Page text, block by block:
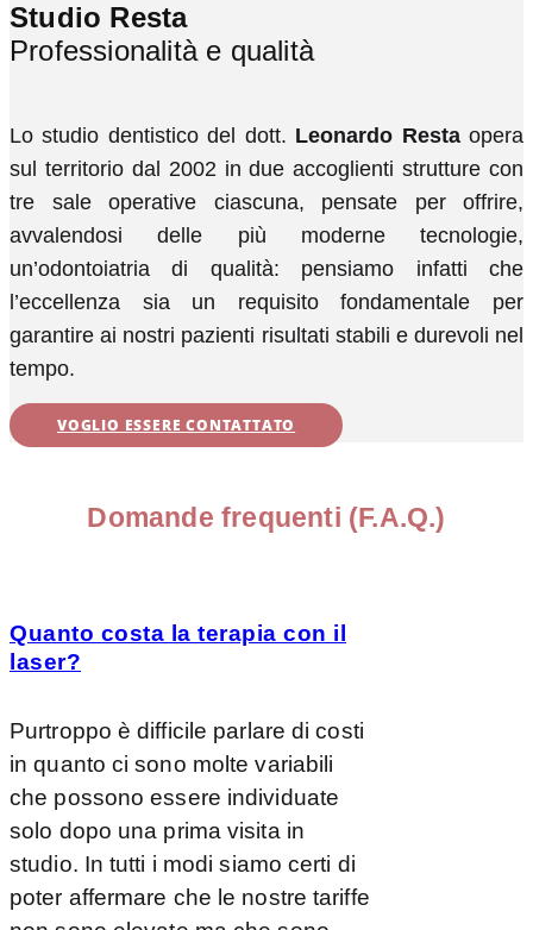
Studio Resta
Professionalità e qualità
Lo studio dentistico del dott. Leonardo Restaopera
sul territorio dal 2002 in due accoglienti strutture con
tre sale operative ciascuna, pensate per offrire,
avvalendosi delle più moderne tecnologie,
un’odontoiatria di qualità: pensiamo infatti che
l’eccellenza sia un requisito fondamentale per
garantire ai nostri pazienti risultati stabili e durevoli nel
tempo.
VOGLIO ESSERE CONTATTATO
Domande frequenti (F.A.Q.)
Quanto costa la terapia con il
laser?
Purtroppo è difficile parlare di costi
in quanto ci sono molte variabili
che possono essere individuate
solo dopo una prima visita in
studio. In tutti i modi siamo certi di
poter affermare che le nostre tariffe